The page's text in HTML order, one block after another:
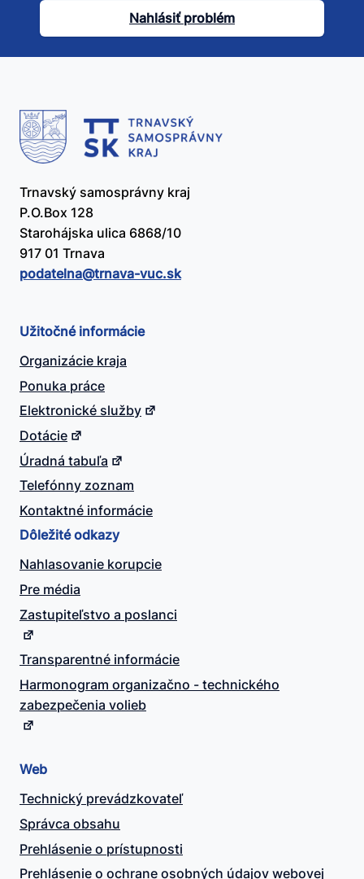
článok
užitočný?
Nahlásiť problém
Trnavský samosprávny kraj
P.O.Box 128
Starohájska ulica 6868/10
917 01 Trnava
podatelna@​trnava-vuc.sk
Užitočné informácie
Organizácie kraja
Ponuka práce
Elektronické služby
Dotácie
Úradná tabuľa
Telefónny zoznam
Kontaktné informácie
Dôležité odkazy
Nahlasovanie korupcie
Pre média
Zastupiteľstvo a poslanci
Transparentné informácie
Harmonogram organizačno - technického
zabezpečenia volieb
Web
Technický prevádzkovateľ
Správca obsahu
Prehlásenie o prístupnosti
Prehlásenie o ochrane osobných údajov webovej